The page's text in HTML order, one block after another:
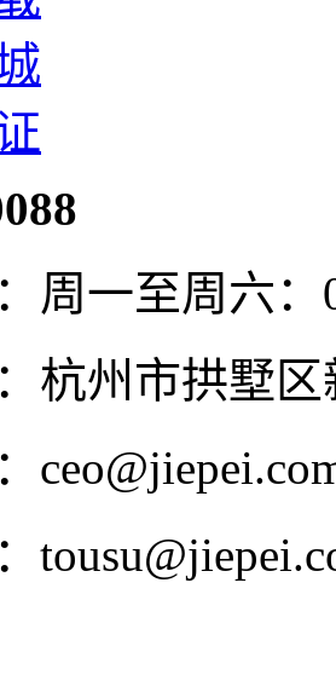
周一至周六：
杭州市拱墅